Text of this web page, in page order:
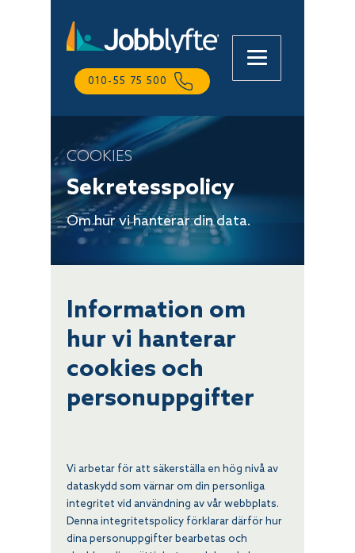
010-55 75 500
COOKIES
Sekretesspolicy
Om hur vi hanterar din data.
Information om
hur vi hanterar
cookies och
personuppgifter
Vi arbetar för att säkerställa en hög nivå av
dataskydd som värnar om din personliga
integritet vid användning av vår webbplats.
Denna integritetspolicy förklarar därför hur
dina personuppgifter bearbetas och
Lena
Online